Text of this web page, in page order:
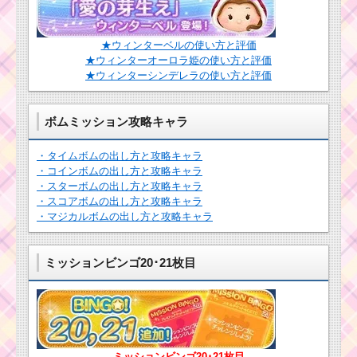
★ウィンターベルの使い方と評価
★ウィンターオーロラ姫の使い方と評価
★ウィンターシンデレラの使い方と評価
ボムミッション攻略キャラ
・タイムボムの出し方と攻略キャラ
・コインボムの出し方と攻略キャラ
・スターボムの出し方と攻略キャラ
・スコアボムの出し方と攻略キャラ
・マジカルボムの出し方と攻略キャラ
ミッションビンゴ20･21枚目